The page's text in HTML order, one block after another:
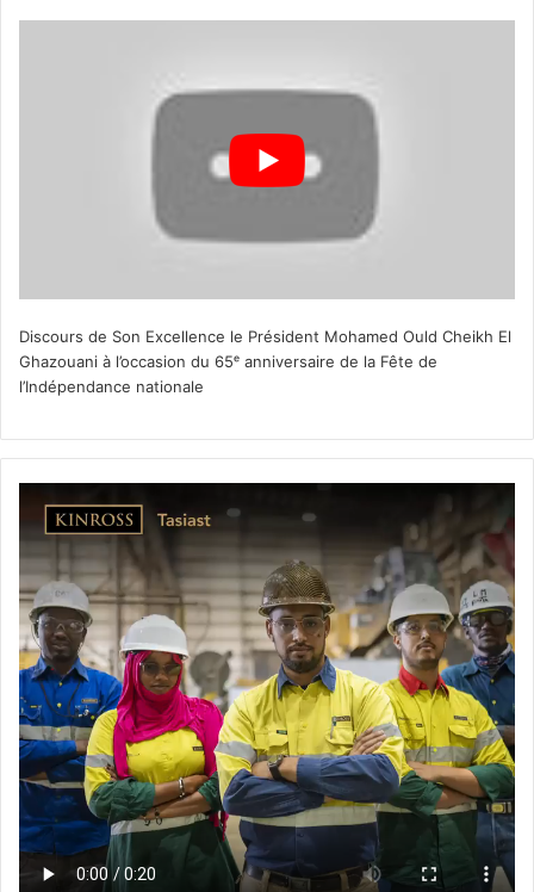
Discours de Son Excellence le Président Mohamed Ould Cheikh El
Ghazouani à l’occasion du 65ᵉ anniversaire de la Fête de
l’Indépendance nationale